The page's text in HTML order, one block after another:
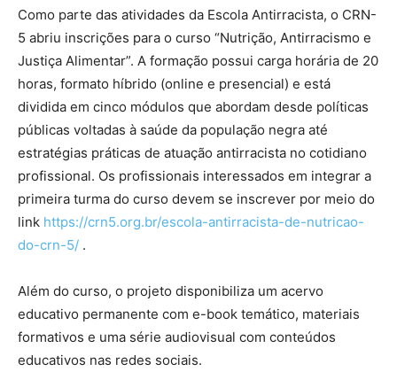
Como parte das atividades da Escola Antirracista, o CRN-
5 abriu inscrições para o curso “Nutrição, Antirracismo e
Justiça Alimentar”. A formação possui carga horária de 20
horas, formato híbrido (online e presencial) e está
dividida em cinco módulos que abordam desde políticas
públicas voltadas à saúde da população negra até
estratégias práticas de atuação antirracista no cotidiano
profissional. Os profissionais interessados em integrar a
primeira turma do curso devem se inscrever por meio do
link https://crn5.org.br/escola-antirracista-de-nutricao-
do-crn-5/ .
Além do curso, o projeto disponibiliza um acervo
educativo permanente com e-book temático, materiais
formativos e uma série audiovisual com conteúdos
educativos nas redes sociais.